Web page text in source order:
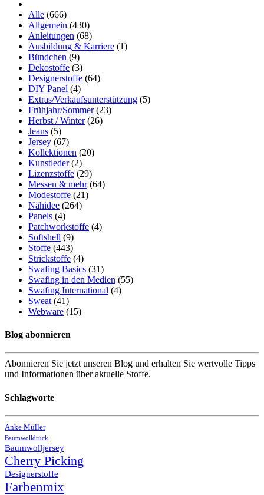
Alle (666)
Allgemein (430)
Anleitungen (68)
Ausbildung & Karriere (1)
Bündchen (9)
Dekostoffe (3)
Designerstoffe (64)
DIY Panel (4)
Extras/Verkaufsunterstützung (5)
Frühjahr/Sommer (23)
Herbst / Winter (26)
Jeans (5)
Jersey (67)
Kollektionen (20)
Kunstleder (2)
Lizenzstoffe (29)
Messen & mehr (64)
Modestoffe (21)
Nähidee (264)
Panels (4)
Patchworkstoffe (4)
Softshell (9)
Stoffe (443)
Strickstoffe (4)
Swafing Basics (31)
Swafing in den Medien (55)
Swafing International (4)
Sweat (41)
Webware (15)
Blog abonnieren
Abonnieren Sie jetzt unseren Blog und erhalten Sie wertvolle Tipps
und Informationen über aktuelle Stoffe.
Schlagworte
Anke Müller
Baumwolldruck
Baumwolljersey
Cherry Picking
Designerstoffe
Farbenmix